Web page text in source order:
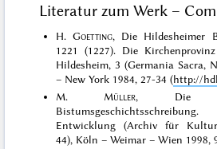
Literatur zum Werk –
H.Goetting, Die Hildesheimer
1221 (1227). Die
Hildesheim, 3 (Germania Sacra,
– New York 1984, 27-34 (http://
M. Müller, Die
Entwicklung (Archiv für
44), Köln – Weimar – Wien 1998,